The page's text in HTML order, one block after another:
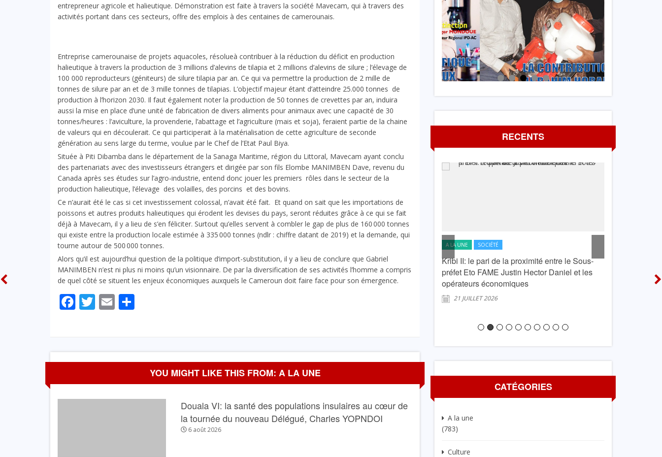
entrepreneur agricole et halieutique. Démonstration est faite à travers la société Mavecam, qui à travers des
activités portant dans ces secteurs, offre des emplois à des centaines de camerounais.
Entreprise camerounaise de projets aquacoles, résolueà contribuer à la réduction du déficit en production
halieutique à travers la production de 3 millions d’alevins de tilapia et 2 millions d’alevins de silure ; l’élevage de
100 000 reproducteurs (géniteurs) de silure tilapia par an. Ce qui va permettre la production de 2 mille de
tonnes de silure par an et de 3 mille tonnes de tilapias. L’objectif majeur étant d’atteindre 25.000 tonnes de
production à l’horizon 2030. Il faut également noter la production de 50 tonnes de crevettes par an, induira
aussi la mise en place d’une unité de fabrication de divers aliments pour animaux avec une capacité de 30
tonnes/heures : l’aviculture, la provenderie, l’abattage et l’agriculture (mais et soja), feraient partie de la chaine
de valeurs qui en découlerait. Ce qui participerait à la matérialisation de cette agriculture de seconde
génération au sens large du terme, voulue par le Chef de l’Etat Paul Biya.
Située à Piti Dibamba dans le département de la Sanaga Maritime, région du Littoral, Mavecam ayant conclu
des partenariats avec des investisseurs étrangers et dirigée par son fils Elombe MANIMBEN Dave, revenu du
Canada après ses études sur l’agro-industrie, entend donc jouer les premiers rôles dans le secteur de la
production halieutique, l’élevage des volailles, des porcins et des bovins.
Ce n’aurait été le cas si cet investissement colossal, n’avait été fait. Et quand on sait que les importations de
poissons et autres produits halieutiques qui érodent les devises du pays, seront réduites grâce à ce qui se fait
déjà à Mavecam, il y a lieu de s’en féliciter. Surtout qu’elles servent à combler le gap de plus de 160 000 tonnes
qui existe entre la production locale estimée à 335 000 tonnes (ndlr : chiffre datant de 2019) et la demande, qui
tourne autour de 500 000 tonnes.
Alors qu’il est aujourd’hui question de la politique d’import-substitution, il y a lieu de conclure que Gabriel
MANIMBEN n’est ni plus ni moins qu’un visionnaire. De par la diversification de ses activités l’homme a compris
de quel côté se situent les enjeux économiques auxquels le Cameroun doit faire face pour son émergence.
Facebook
Twitter
Email
YOU MIGHT LIKE THIS FROM: A LA UNE
Douala VI: la santé des populations insulaires au cœur de
la tournée du nouveau Délégué, Charles YOPNDOI
6 août 2026
RECENTS
A LA UNE ECONOMIE
Clément Janvier EKOLO TSITSI : Un brillant
économiste au service de Bange Bank
Cameroun
3 MAI 2024
Santé: Le plateau technique de l’Hôpital
régional annexe de Kribi bientôt renforcé
A LA UNE SOCIÉTÉ
Kribi II: le pari de la proximité entre le Sous-
préfet Eto FAME Justin Hector Daniel et les
opérateurs économiques
21 JUILLET 2026
vacances à
20 JUILLET 2026
CATÉGORIES
A la une
(783)
Culture